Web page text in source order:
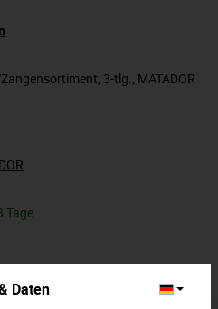
3-tlg., MATADOR
Tage
Daten